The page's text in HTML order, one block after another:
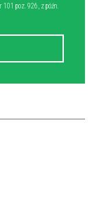
101 poz. 926, z późn.